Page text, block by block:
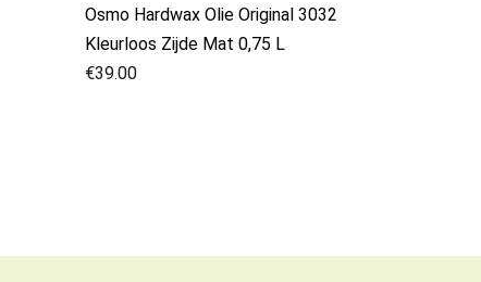
Osmo Hardwax Olie Original 3032
Kleurloos Zijde Mat 0,75 L
€39.00